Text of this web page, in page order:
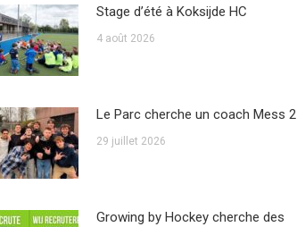
Stage d’été à Koksijde HC
4 août 2026
Le Parc cherche un coach Mess 2
29 juillet 2026
Growing by Hockey cherche des